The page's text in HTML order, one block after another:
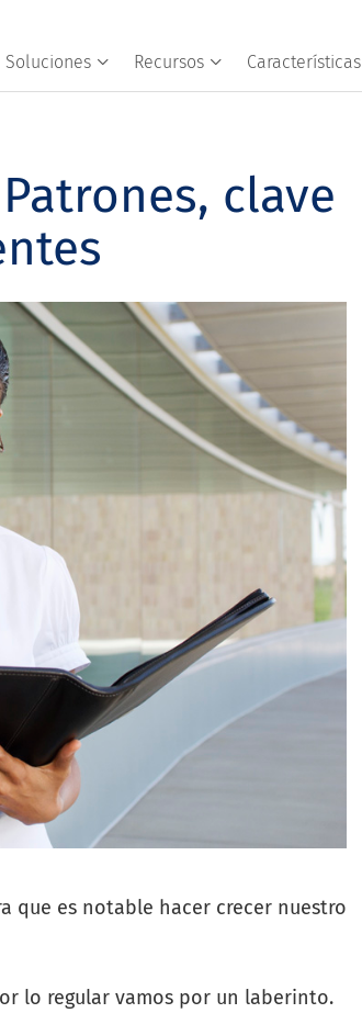
Soluciones Recursos Características
clave
que es notable hacer crecer nuestro
lo regular vamos por un laberinto.